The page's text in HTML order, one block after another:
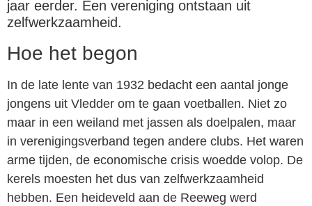
jaar eerder. Een vereniging ontstaan uit
zelfwerk­zaam­heid.
Hoe het begon
In de late lente van 1932 bedacht een aantal jonge
jongens uit Vledder om te gaan voetballen. Niet zo
maar in een weiland met jassen als doelpalen, maar
in verenigingsverband tegen andere clubs. Het waren
arme tijden, de economische crisis woedde volop. De
kerels moesten het dus van zelfwerkzaamheid
hebben. Een heideveld aan de Reeweg werd